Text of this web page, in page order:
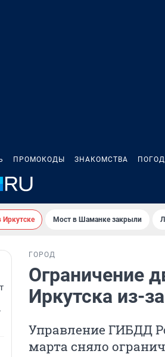
ПРОМОКОДЫ ЗНАКОМСТВА
Иркутске Мост в Шаманке закрыли
ГОРОД
Ограничение
Иркутска из-
Управление ГИБДД
марта сняло